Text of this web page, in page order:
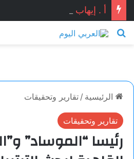
بحث عن
الرئيسية / تقارير وتحقيقات
تقارير وتحقيقات
رئيسا “الموساد”